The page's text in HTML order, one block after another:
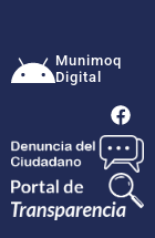
Munimoq
Digital